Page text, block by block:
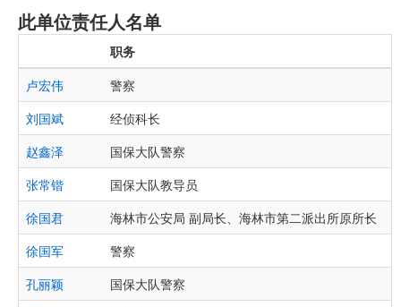
此单位责任人名单
职务
卢宏伟
警察
刘国斌
经侦科长
赵鑫泽
国保大队警察
张常锴
国保大队教导员
徐国君
海林市公安局 副局长、海林市第二派出所原所长
徐国军
警察
孔丽颖
国保大队警察